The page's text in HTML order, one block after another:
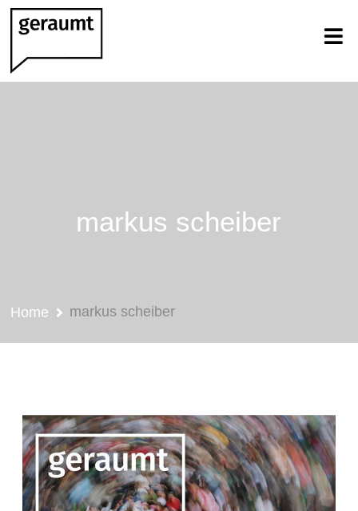
markus scheiber
Home markus scheiber